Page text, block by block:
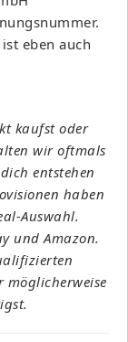
eben auch
kaufst oder
wir oftmals
entstehen
haben
Auswahl.
und Amazon.
möglicherweise